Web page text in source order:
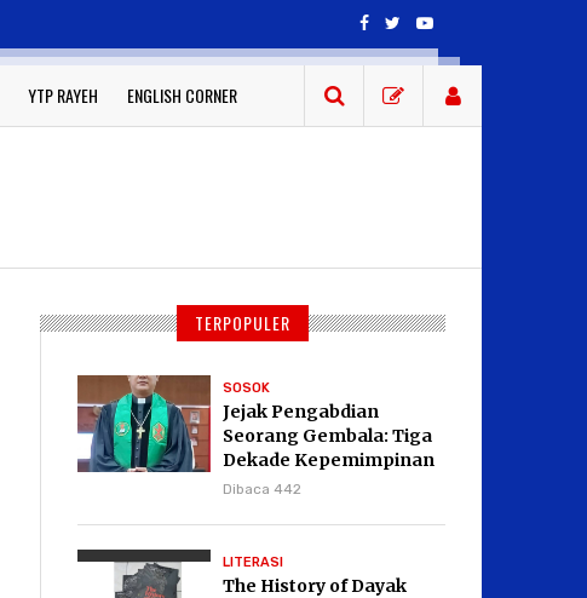
YTP RAYEH ENGLISH CORNER
TERPOPULER
SOSOK
Jejak Pengabdian
Seorang Gembala: Tiga
Dekade Kepemimpinan
Pdt. Dr. Yulius Daud di
Dibaca 442
LITERASI
The History of Dayak